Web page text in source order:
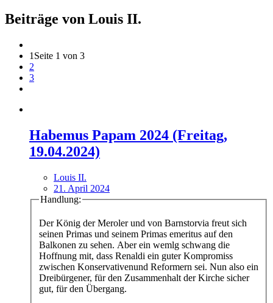
Beiträge von Louis II.
1 Seite 1 von 3
2
3
Habemus Papam 2024 (Freitag,
19.04.2024)
Louis II.
21. April 2024
Handlung:
Der König der Meroler und von Barnstorvia freut sich
seinen Primas und seinem Primas emeritus auf den
Balkonen zu sehen. Aber ein wemlg schwang die
Hoffnung mit, dass Renaldi ein guter Kompromiss
zwischen Konservativenund Reformern sei. Nun also ein
Dreibürgener, für den Zusammenhalt der Kirche sicher
gut, für den Übergang.